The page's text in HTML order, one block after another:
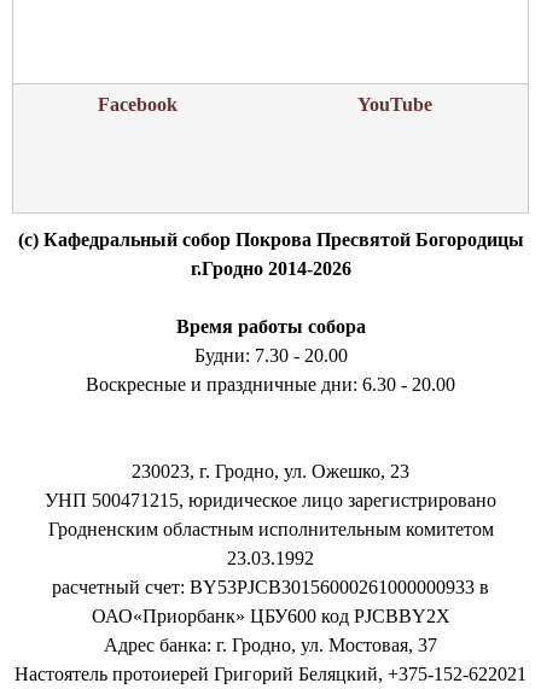
Facebook YouTube
(c) Кафедральный собор Покрова Пресвятой Богородицы
г.Гродно 2014-2026
Время работы собора
Будни: 7.30 - 20.00
Воскресные и праздничные дни: 6.30 - 20.00
230023, г. Гродно, ул. Ожешко, 23
УНП 500471215, юридическое лицо зарегистрировано
Гродненским областным исполнительным комитетом
23.03.1992
расчетный счет: BY53PJCB30156000261000000933 в
ОАО«Приорбанк» ЦБУ600 код PJCBBY2X
Адрес банка: г. Гродно, ул. Мостовая, 37
Настоятель протоиерей Григорий Беляцкий, +375-152-622021